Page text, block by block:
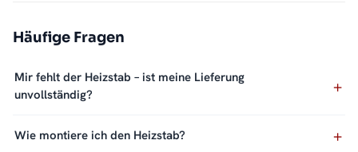
Häufige Fragen
Mir fehlt der Heizstab – ist meine Lieferung
unvollständig?
Wie montiere ich den Heizstab?